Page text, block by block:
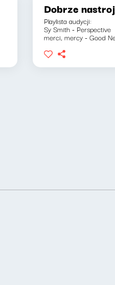
Dobrze
Playlista audycji:
Sy Smith - Perspective
merci, mercy - Good